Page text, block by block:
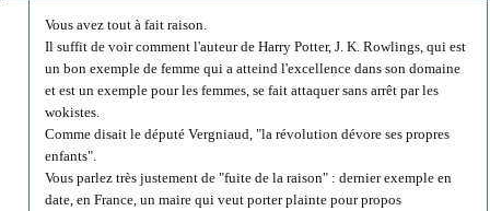
Vous avez tout à fait raison.
Il suffit de voir comment l'auteur de Harry Potter, J. K. Rowlings, qui est
un bon exemple de femme qui a atteind l'excellence dans son domaine
et est un exemple pour les femmes, se fait attaquer sans arrêt par les
wokistes.
Comme disait le député Vergniaud, "la révolution dévore ses propres
enfants".
Vous parlez très justement de "fuite de la raison" : dernier exemple en
date, en France, un maire qui veut porter plainte pour propos